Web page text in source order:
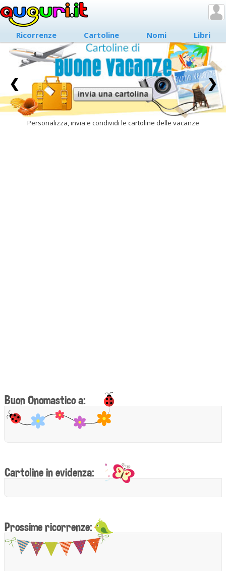
Ricorrenze Cartoline Nomi Libri
Personalizza, invia e condividi le cartoline delle vacanze
❮ ❯
Buon Onomastico a:
Cartoline in evidenza:
Prossime ricorrenze: